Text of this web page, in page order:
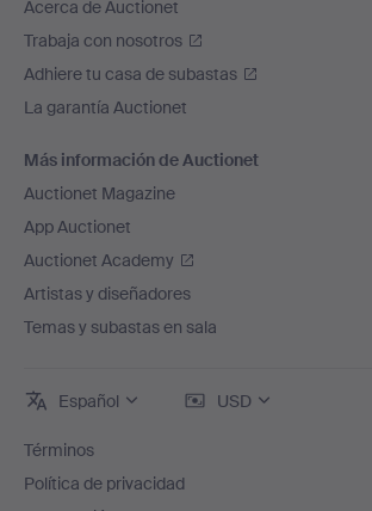
Acerca de Auctionet
Trabaja con nosotros
Adhiere tu casa de subastas
La garantía Auctionet
Más información de Auctionet
Auctionet Magazine
App Auctionet
Auctionet Academy
Artistas y diseñadores
Temas y subastas en sala
Español USD
Términos
Política de privacidad